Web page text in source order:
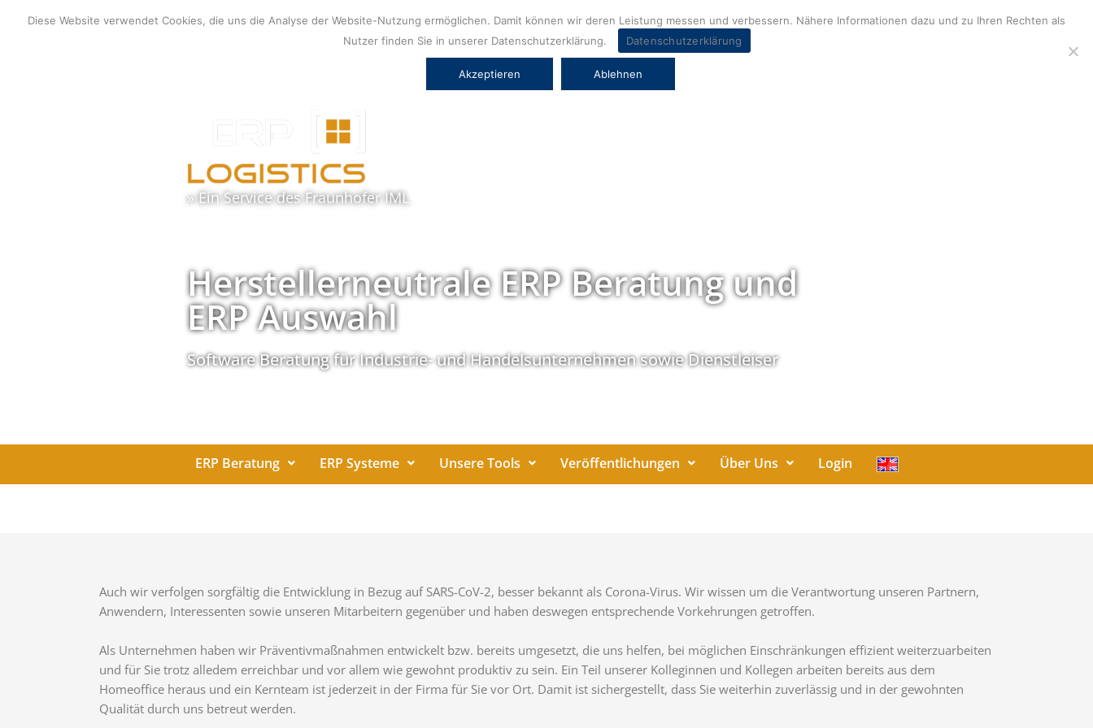
Inhalt
» Ein Service desFraunhofer IML
Herstellerneutrale ERP Beratung und
ERP Auswahl
Software Beratung für Industrie- und Handelsunternehmen sowie Dienstleiser
ERP Beratung ERP Systeme Unsere Tools Veröffentlichungen Über Uns Login
Auch wir verfolgen sorgfältig die Entwicklung in Bezug auf SARS-CoV-2, besser bekannt als Corona-Virus. Wir wissen um die Verantwortung unseren Partnern,
Anwendern, Interessenten sowie unseren Mitarbeitern gegenüber und haben deswegen entsprechende Vorkehrungen getroffen.
Als Unternehmen haben wir Präventivmaßnahmen entwickelt bzw. bereits umgesetzt, die uns helfen, bei möglichen Einschränkungen effizient weiterzuarbeiten
und für Sie trotz alledem erreichbar und vor allem wie gewohnt produktiv zu sein. Ein Teil unserer Kolleginnen und Kollegen arbeiten bereits aus dem
Homeoffice heraus und ein Kernteam ist jederzeit in der Firma für Sie vor Ort. Damit ist sichergestellt, dass Sie weiterhin zuverlässig und in der gewohnten
Qualität durch uns betreut werden.
Diese Website verwendet Cookies, die uns die Analyse der Website-Nutzung ermöglichen. Damit können wir deren Leistung messen und verbessern. Nähere Informationen dazu und zu Ihren Rechten als
Nutzer finden Sie in unserer Datenschutzerklärung.
Datenschutzerklärung
Akzeptieren Ablehnen